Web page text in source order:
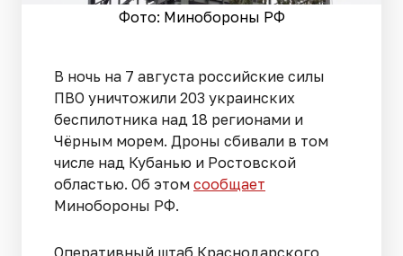
Фото: Минобороны РФ
В ночь на 7 августа российские силы
ПВО уничтожили 203 украинских
беспилотника над 18 регионами и
Чёрным морем. Дроны сбивали в том
числе над Кубанью и Ростовской
областью. Об этом сообщает
Минобороны РФ.